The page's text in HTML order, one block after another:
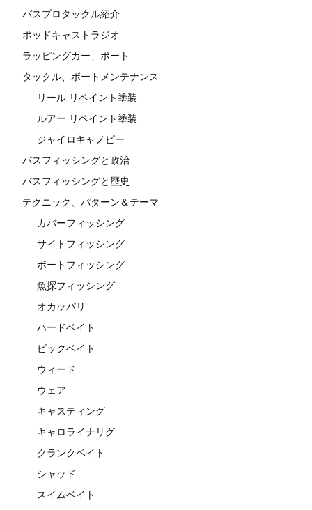
バスプロタックル紹介
ポッドキャストラジオ
ラッピングカー、ボート
タックル、ボートメンテナンス
リール リペイント塗装
ルアー リペイント塗装
ジャイロキャノピー
バスフィッシングと政治
バスフィッシングと歴史
テクニック、パターン＆テーマ
カバーフィッシング
サイトフィッシング
ボートフィッシング
魚探フィッシング
オカッパリ
ハードベイト
ビックベイト
ウィード
ウェア
キャスティング
キャロライナリグ
クランクベイト
シャッド
スイムベイト